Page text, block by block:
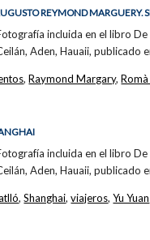
REYMOND MARGUERY.
incluida en el libro
Aden, Hauaii, publicado
,Raymond Margary,
incluida en el libro
Aden, Hauaii, publicado
,Shanghai,viajeros,Yu Yuan